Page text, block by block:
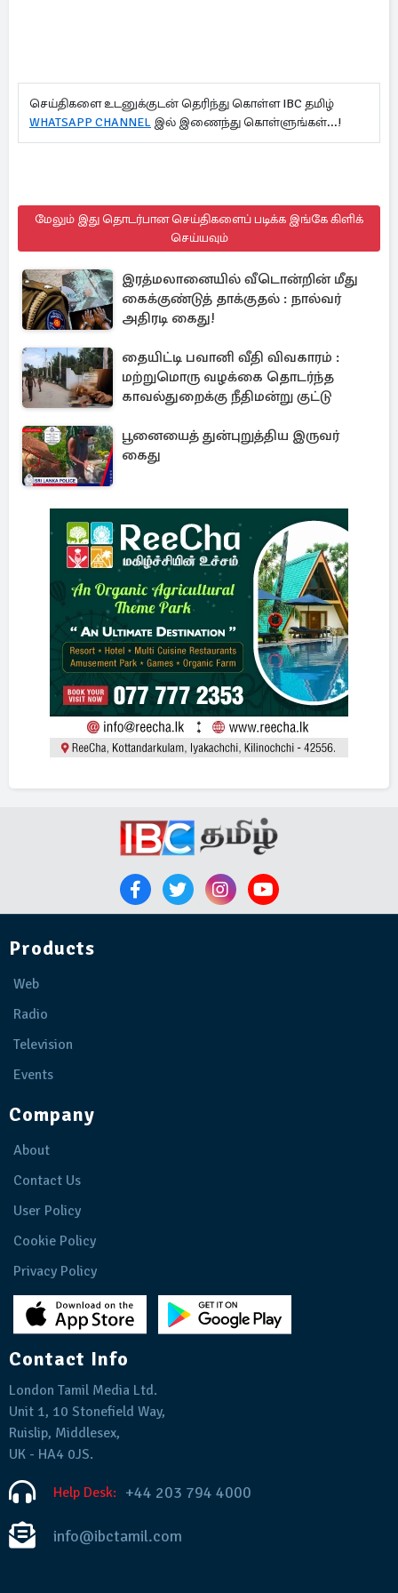
செய்திகளை உடனுக்குடன் தெரிந்து கொள்ள IBC தமிழ்
WHATSAPP CHANNEL இல் இணைந்து கொள்ளுங்கள்...!
மேலும் இது தொடர்பான செய்திகளைப் படிக்க இங்கே கிளிக்
செய்யவும்
இரத்மலானையில் வீடொன்றின் மீது
கைக்குண்டுத் தாக்குதல் : நால்வர்
அதிரடி கைது!
தையிட்டி பவானி வீதி விவகாரம் :
மற்றுமொரு வழக்கை தொடர்ந்த
காவல்துறைக்கு நீதிமன்று குட்டு
பூனையைத் துன்புறுத்திய இருவர்
கைது
Products
Web
Radio
Television
Events
Company
About
Contact Us
User Policy
Cookie Policy
Privacy Policy
Contact Info
London Tamil Media Ltd.
Unit 1, 10 Stonefield Way,
Ruislip, Middlesex,
UK - HA4 0JS.
Help Desk: +44 203 794 4000
info@ibctamil.com